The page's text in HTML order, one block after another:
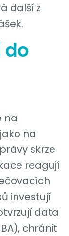
další z
do
na
na
skrze
reagují
investují
data
chránit